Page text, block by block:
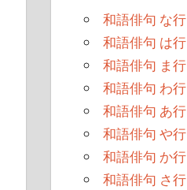
和語俳句 な行
和語俳句 は行
和語俳句 ま行
和語俳句 わ行
和語俳句 あ行
和語俳句 や行
和語俳句 か行
和語俳句 さ行